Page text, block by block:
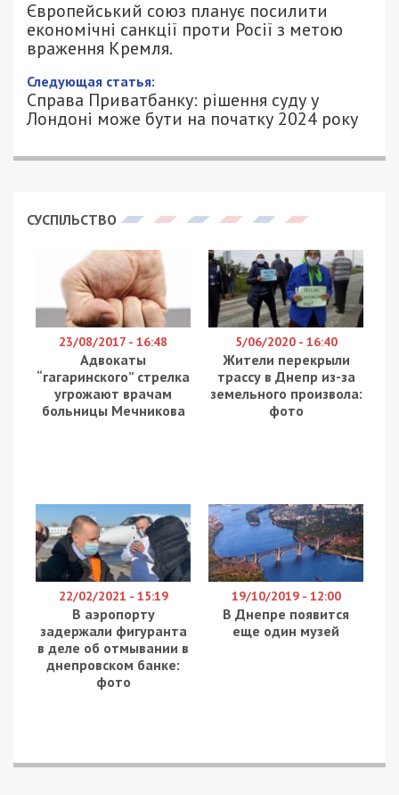
Європейський союз планує посилити
економічні санкції проти Росії з метою
враження Кремля.
Следующая статья:
Справа Приватбанку: рішення суду у
Лондоні може бути на початку 2024 року
СУСПІЛЬСТВО
23/08/2017 - 16:48
Адвокаты
“гагаринского” стрелка
угрожают врачам
больницы Мечникова
5/06/2020 - 16:40
Жители перекрыли
трассу в Днепр из-за
земельного произвола:
фото
22/02/2021 - 15:19
В аэропорту
задержали фигуранта
в деле об отмывании в
днепровском банке:
фото
19/10/2019 - 12:00
В Днепре появится
еще один музей